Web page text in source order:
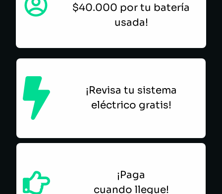
$40.000 por tu batería
usada!
¡Revisa tu sistema
eléctrico gratis!
¡Paga
cuando llegue!